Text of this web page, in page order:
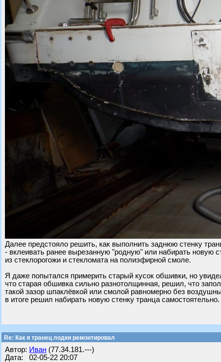
Далее предстояло решить, как выполнить заднюю стенку
- вклеивать ранее вырезанную "родную" или набирать новую
из стеклорогожи и стекломата на полиэфирной смоле.
Я даже попытался примерить старый кусок обшивки, но
что старая обшивка сильно разнотолщинная, решил, что
такой зазор шпаклёвкой или смолой равномерно без
в итоге решил набирать новую стенку транца самостоятельно.
Re: Как я транец лодки ремонтировал
Автор: Иван (77.34.181.---)
Дата: 02-05-22 20:07